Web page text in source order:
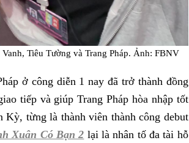
Tiêu Tường và Trang Pháp. Ảnh: FBNV
ở công diễn 1 nay đã trở thành đồng
tiếp và giúp Trang Pháp hòa nhập tốt
từng là thành viên thành công debut
Xuân Có Bạn 2 lại là nhân tố đa tài hỗ